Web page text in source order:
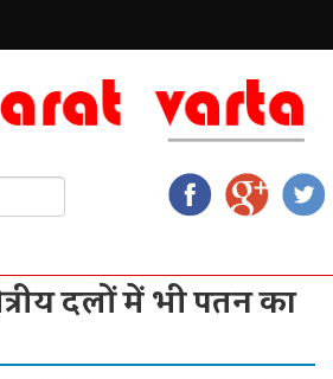
दलों में भी पतन का